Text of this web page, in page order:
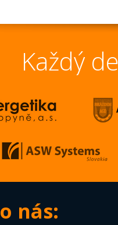
Každý
nás: